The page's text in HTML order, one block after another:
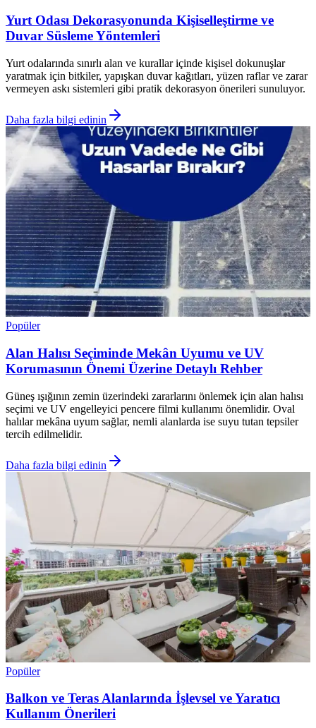
Yurt Odası Dekorasyonunda Kişiselleştirme ve
Duvar Süsleme Yöntemleri
Yurt odalarında sınırlı alan ve kurallar içinde kişisel dokunuşlar
yaratmak için bitkiler, yapışkan duvar kağıtları, yüzen raflar ve zarar
vermeyen askı sistemleri gibi pratik dekorasyon önerileri sunuluyor.
Daha fazla bilgi edinin
Popüler
Alan Halısı Seçiminde Mekân Uyumu ve UV
Korumasının Önemi Üzerine Detaylı Rehber
Güneş ışığının zemin üzerindeki zararlarını önlemek için alan halısı
seçimi ve UV engelleyici pencere filmi kullanımı önemlidir. Oval
halılar mekâna uyum sağlar, nemli alanlarda ise suyu tutan tepsiler
tercih edilmelidir.
Daha fazla bilgi edinin
Popüler
Balkon ve Teras Alanlarında İşlevsel ve Yaratıcı
Kullanım Önerileri